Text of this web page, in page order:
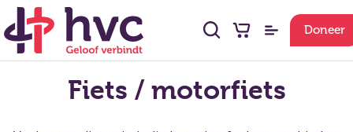
Doneer
Fiets / motorfiets